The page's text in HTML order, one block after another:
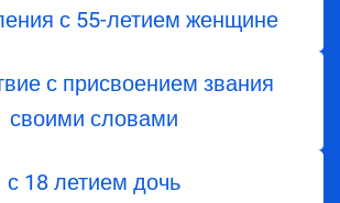
с 55-летием женщине
с присвоением звания
своими словами
с 18 летием дочь